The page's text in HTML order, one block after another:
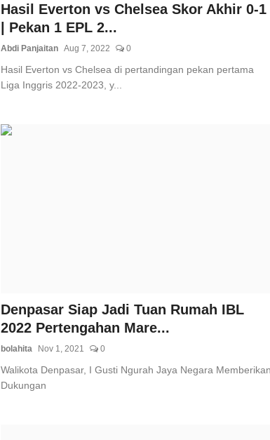
Hasil Everton vs Chelsea Skor Akhir 0-1
| Pekan 1 EPL 2...
Abdi Panjaitan Aug 7, 2022 0
Hasil Everton vs Chelsea di pertandingan pekan pertama
Liga Inggris 2022-2023, y...
Denpasar Siap Jadi Tuan Rumah IBL
2022 Pertengahan Mare...
bolahita Nov 1, 2021 0
Walikota Denpasar, I Gusti Ngurah Jaya Negara Memberikan
Dukungan